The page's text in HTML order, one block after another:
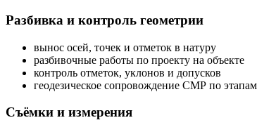
Разбивка и контроль геометрии
вынос осей, точек и отметок в натуру
разбивочные работы по проекту на объекте
контроль отметок, уклонов и допусков
геодезическое сопровождение СМР по этапам
Съёмки и измерения